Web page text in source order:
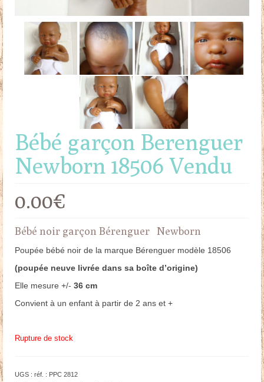
Bébé garçon Berenguer
Newborn 18506 Vendu
0.00€
Bébé noir garçon Bérenguer Newborn
Poupée bébé noir de la marque Bérenguer modèle 18506
(poupée neuve livrée dans sa boîte d’origine)
Elle mesure +/- 36 cm
Convient à un enfant à partir de 2 ans et +
Rupture de stock
UGS : réf. : PPC 2812